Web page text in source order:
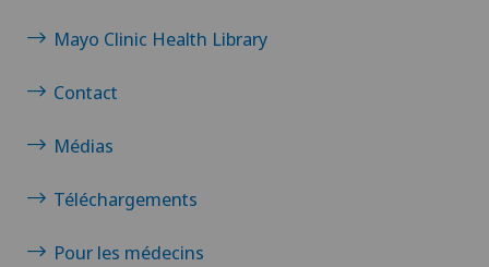
Chirurgie vasculaire
Chirurgie veineuse
Chirurgie viscérale
Coloproctologie
Mayo Clinic Health Library
Contact
Médias
Téléchargements
Pour les médecins